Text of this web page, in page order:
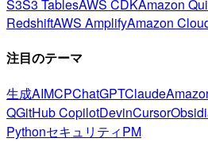
S3S3 TablesAWS CDKAmazon
RedshiftAWS AmplifyAmazon
注目のテーマ
生成AIMCPChatGPTClaude
QGitHub CopilotDevinCursor
PythonセキュリティPM